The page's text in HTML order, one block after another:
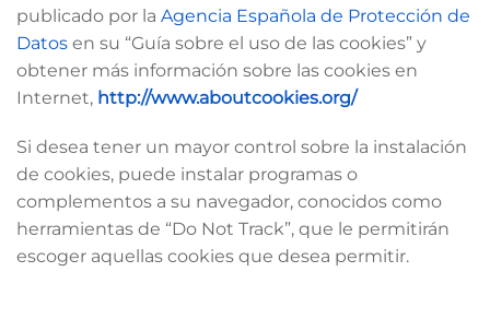
publicado por la Agencia Española de Protección de
Datos en su “Guía sobre el uso de las cookies” y
obtener más información sobre las cookies en
Internet, http://www.aboutcookies.org/
Si desea tener un mayor control sobre la instalación
de cookies, puede instalar programas o
complementos a su navegador, conocidos como
herramientas de “Do Not Track”, que le permitirán
escoger aquellas cookies que desea permitir.